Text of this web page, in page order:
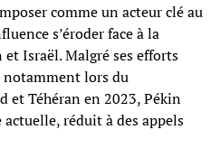
comme un acteur clé au
s’éroder face à la
Israël. Malgré ses efforts
notamment lors du
et Téhéran en 2023, Pékin
réduit à des appels